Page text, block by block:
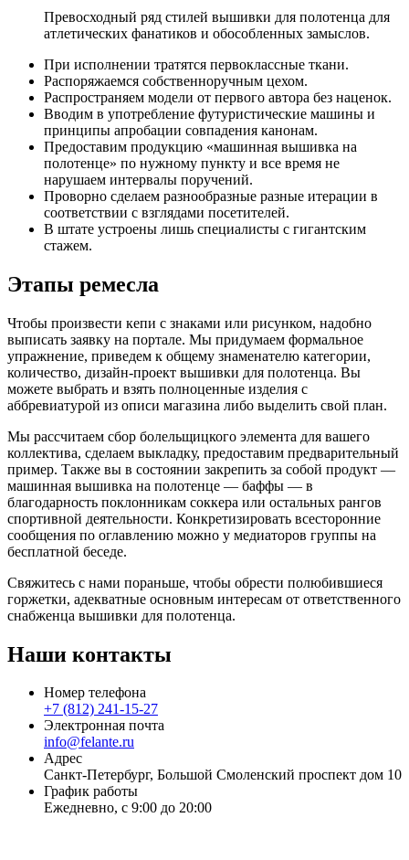
Превосходный ряд стилей вышивки для полотенца для
атлетических фанатиков и обособленных замыслов.
При исполнении тратятся первоклассные ткани.
Распоряжаемся собственноручным цехом.
Распространяем модели от первого автора без наценок.
Вводим в употребление футуристические машины и
принципы апробации совпадения канонам.
Предоставим продукцию «машинная вышивка на
полотенце» по нужному пункту и все время не
нарушаем интервалы поручений.
Проворно сделаем разнообразные разные итерации в
соответствии с взглядами посетителей.
В штате устроены лишь специалисты с гигантским
стажем.
Этапы ремесла
Чтобы произвести кепи с знаками или рисунком, надобно
выписать заявку на портале. Мы придумаем формальное
упражнение, приведем к общему знаменателю категории,
количество, дизайн-проект вышивки для полотенца. Вы
можете выбрать и взять полноценные изделия с
аббревиатурой из описи магазина либо выделить свой план.
Мы рассчитаем сбор болельщицкого элемента для вашего
коллектива, сделаем выкладку, предоставим предварительный
пример. Также вы в состоянии закрепить за собой продукт —
машинная вышивка на полотенце — баффы — в
благодарность поклонникам соккера или остальных рангов
спортивной деятельности. Конкретизировать всесторонние
сообщения по оглавлению можно у медиаторов группы на
бесплатной беседе.
Свяжитесь с нами пораньше, чтобы обрести полюбившиеся
горжетки, адекватные основным интересам от ответственного
снабженца вышивки для полотенца.
Наши контакты
Номер телефона
+7 (812) 241-15-27
Электронная почта
info@felante.ru
Адрес
Санкт-Петербург, Большой Смоленский проспект дом 10
График работы
Ежедневно, с 9:00 до 20:00